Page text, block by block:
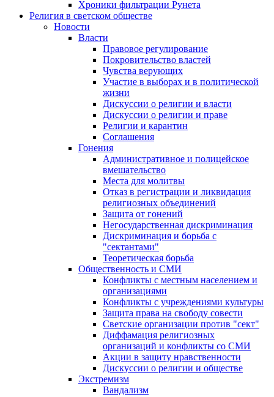
Хроники фильтрации Рунета
Религия в светском обществе
Новости
Власти
Правовое регулирование
Покровительство властей
Чувства верующих
Участие в выборах и в политической
жизни
Дискуссии о религии и власти
Дискуссии о религии и праве
Религии и карантин
Соглашения
Гонения
Административное и полицейское
вмешательство
Места для молитвы
Отказ в регистрации и ликвидация
религиозных объединений
Защита от гонений
Негосударственная дискриминация
Дискриминация и борьба с
"сектантами"
Теоретическая борьба
Общественность и СМИ
Конфликты с местным населением и
организациями
Конфликты с учреждениями культуры
Защита права на свободу совести
Светские организации против "сект"
Диффамация религиозных
организаций и конфликты со СМИ
Акции в защиту нравственности
Дискуссии о религии и обществе
Экстремизм
Вандализм